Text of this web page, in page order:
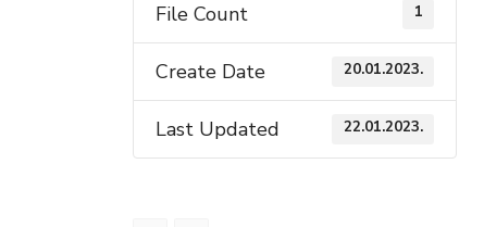
File Count 1
Create Date 20.01.2023.
Last Updated 22.01.2023.